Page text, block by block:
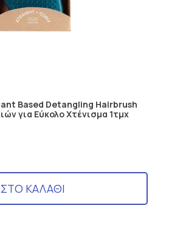
Based Detangling Hairbrush
για Eύκολο Xτένισμα 1τμχ
ΣΤΟ ΚΑΛΑΘΙ